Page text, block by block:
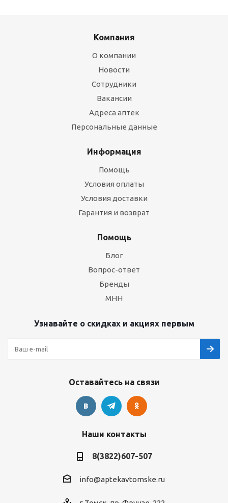
Компания
О компании
Новости
Сотрудники
Вакансии
Адреса аптек
Персональные данные
Информация
Помощь
Условия оплаты
Условия доставки
Гарантия и возврат
Помощь
Блог
Вопрос-ответ
Бренды
МНН
Узнавайте о скидках и акциях первым
Оставайтесь на связи
Наши контакты
8(3822)607-507
info@aptekavtomske.ru